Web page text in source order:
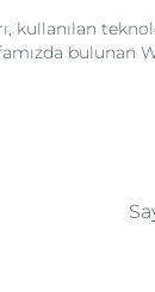
kullanılan
bulunan